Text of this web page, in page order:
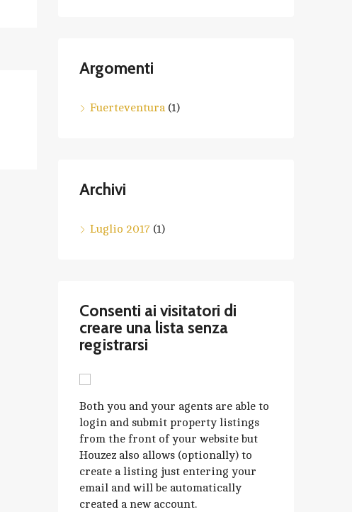
Argomenti
Fuerteventura(1)
Archivi
Luglio 2017 (1)
Consenti ai visitatori di
creare una lista senza
registrarsi
Both you and your agents are able to
login and submit property listings
from the front of your website but
Houzez also allows (optionally) to
create a listing just entering your
email and will be automatically
created a new account.